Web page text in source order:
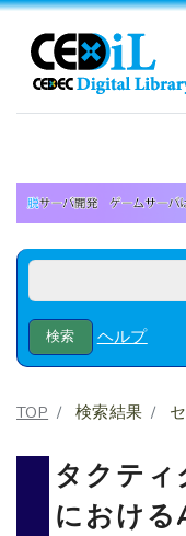
ヘルプ
TOP 検索結果
タクテ
におけ